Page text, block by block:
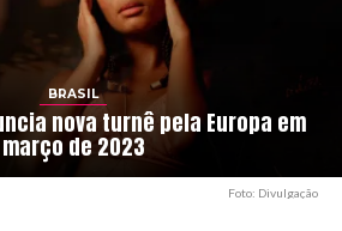
BRASIL
nova turnê pela Europa em
março de 2023
Foto: Divulgação